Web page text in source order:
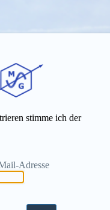
stimme ich der
Adresse